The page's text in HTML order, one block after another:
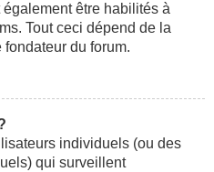
être habilités à
Tout ceci dépend de la
du forum.
individuels (ou des
qui surveillent